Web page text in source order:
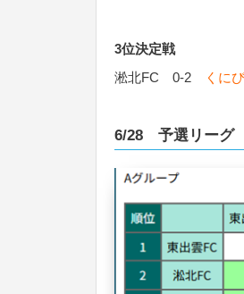
3位決定戦
淞北FC 0-2
くに
6/28 予選リーグ